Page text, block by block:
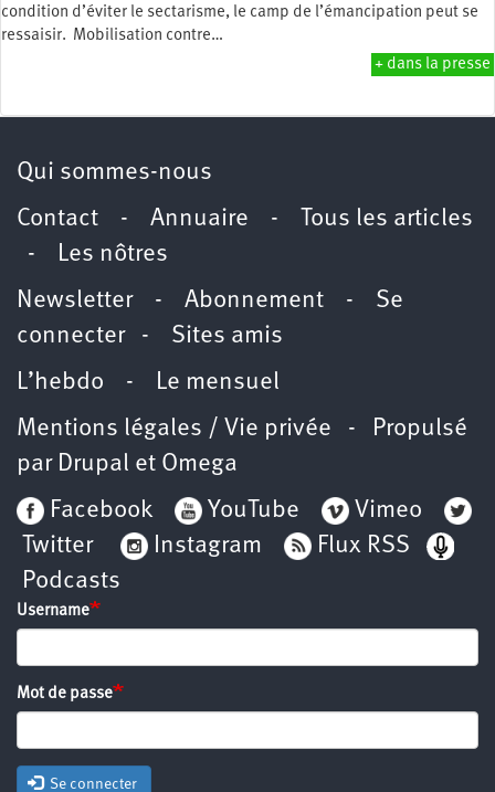
condition d’éviter le sectarisme, le camp de l’émancipation peut se
ressaisir. Mobilisation contre…
+ dans la presse
Qui sommes-nous
Contact - Annuaire -
Tous les articles
- Les nôtres
Newsletter- Abonnement - Se
connecter- Sites amis
L’hebdo - Le mensuel
Mentions légales / Vie privée - Propulsé
par Drupal et Omega
Facebook
YouTube
Vimeo
Twitter
Instagram
Flux RSS
Podcasts
Username
Mot de passe
Se connecter